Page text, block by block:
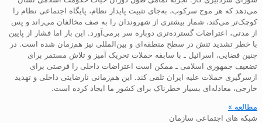
می‌دهد که هر موج سرکوب، به‌جای تثبیت پایدار نظام، پایگاه اجتماعی نظام را
کوچک‌تر می‌کند، شمار بیشتری از شهروندان را به صف مخالفان می‌راند و پس
از مدتی، اعتراضات گسترده‌تری دوباره سر برمی‌آورد. این بار اما فشار از پایین
با خطر تشدید تنش در سطح منطقه‌ای و بین‌المللی نیز هم‌زمان شده است. در
چنین فضایی، اسرائیل ـ با سابقه حملات تحریک آمیز و تلاش مستمر برای
تضعیف جمهوری اسلامی ـ ممکن است اعتراضات داخلی را فرصتی برای
ازسرگیری حملات علیه ایران تلقی کند. این هم‌زمانی نارضایتی داخلی و تهدید
خارجی، معادله‌ای بسیار خطرناک برای کشور ما ایجاد کرده است.
مطالعه »
شبکه های اجتماعی سازمان